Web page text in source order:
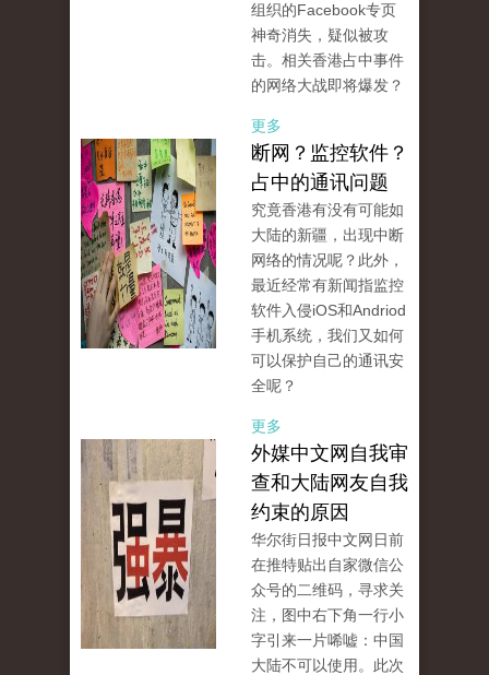
组织的Facebook专页
神奇消失，疑似被攻
击。相关香港占中事件
的网络大战即将爆发？
更多
断网？监控软件？
占中的通讯问题
究竟香港有没有可能如
大陆的新疆，出现中断
网络的情况呢？此外，
最近经常有新闻指监控
软件入侵iOS和Andriod
手机系统，我们又如何
可以保护自己的通讯安
全呢？
更多
外媒中文网自我审
查和大陆网友自我
约束的原因
华尔街日报中文网日前
在推特贴出自家微信公
众号的二维码，寻求关
注，图中右下角一行小
字​​引来一片唏嘘：中国
大陆不可以使用。此次